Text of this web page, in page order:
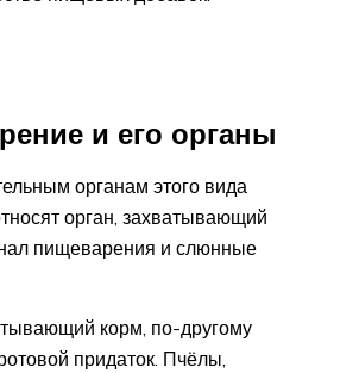
и его органы
органам этого вида
орган, захватывающий
пищеварения и слюнные
корм, по-другому
придаток. Пчёлы,